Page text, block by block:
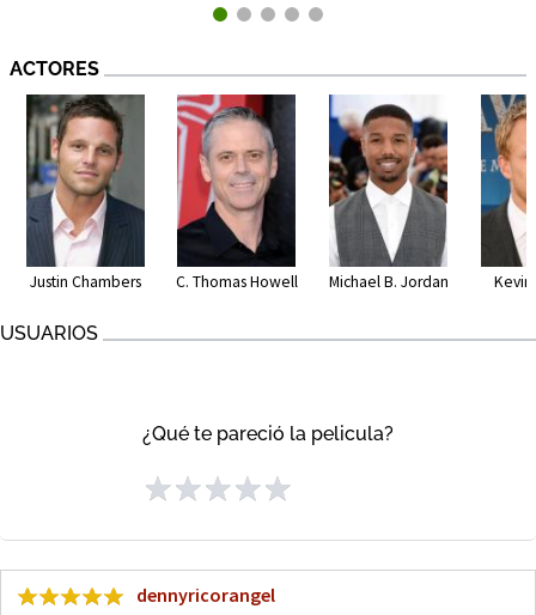
ACTORES
Justin Chambers C. Thomas Howell Michael B. Jordan Kevin
USUARIOS
¿Qué te pareció la pelicula?
dennyricorangel